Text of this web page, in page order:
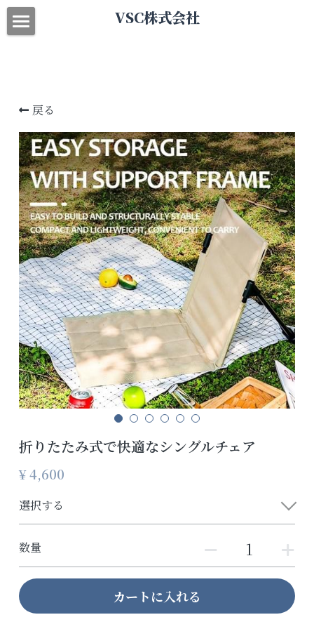
VSC株式会社
製品
お問い合わせ
戻る
折りたたみ式で快適なシングルチェア
¥ 4,600
選択する
数量
カートに入れる
ストアカテゴリー